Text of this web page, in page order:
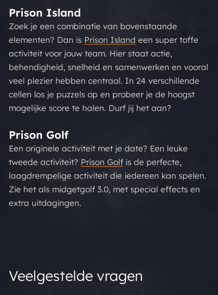
Prison Island
Zoek je een combinatie van bovenstaande
elementen? Dan is Prison Island een super toffe
activiteit voor jouw team. Hier staat actie,
behendigheid, snelheid en samenwerken en vooral
veel plezier hebben centraal. In 24 verschillende
cellen los je puzzels op en probeer je de hoogst
mogelijke score te halen. Durf jij het aan?
Prison Golf
Een originele activiteit met je date? Een leuke
tweede activiteit? Prison Golfis de perfecte,
laagdrempelige activiteit die iedereen kan spelen.
Zie het als midgetgolf 3.0, met special effects en
extra uitdagingen.
Veelgestelde vragen